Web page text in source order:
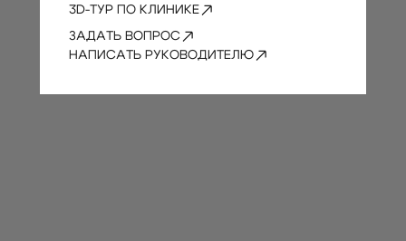
3D-ТУР ПО КЛИНИКЕ
ЗАДАТЬ ВОПРОС
НАПИСАТЬ РУКОВОДИТЕЛЮ